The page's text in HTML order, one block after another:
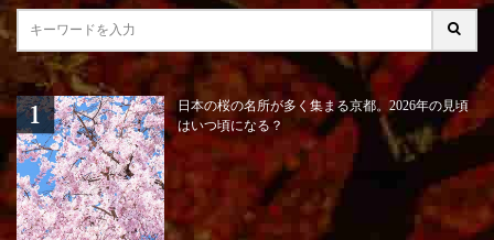
日本の桜の名所が多く集まる京都。2026年の見頃
はいつ頃になる？